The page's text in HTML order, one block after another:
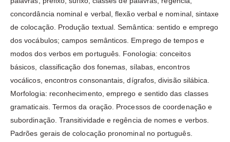
concordância nominal e verbal, flexão verbal e nominal, sintaxe
de colocação. Produção textual. Semântica: sentido e emprego
dos vocábulos; campos semânticos. Emprego de tempos e
modos dos verbos em português. Fonologia: conceitos
básicos, classificação dos fonemas, sílabas, encontros
vocálicos, encontros consonantais, dígrafos, divisão silábica.
Morfologia: reconhecimento, emprego e sentido das classes
gramaticais. Termos da oração. Processos de coordenação e
subordinação. Transitividade e regência de nomes e verbos.
Padrões gerais de colocação pronominal no português.